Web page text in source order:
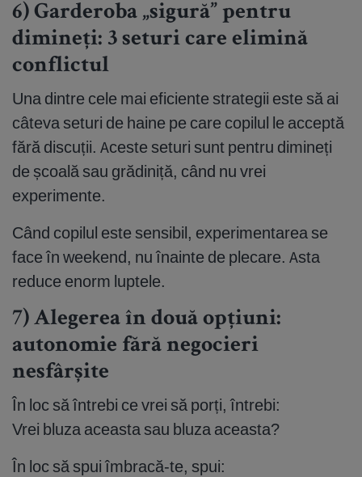
6) Garderoba „sigură” pentru
dimineți: 3 seturi care elimină
conflictul
Una dintre cele mai eficiente strategii este să ai
câteva seturi de haine pe care copilul le acceptă
fără discuții. Aceste seturi sunt pentru dimineți
de școală sau grădiniță, când nu vrei
experimente.
Când copilul este sensibil, experimentarea se
face în weekend, nu înainte de plecare. Asta
reduce enorm luptele.
7) Alegerea în două opțiuni:
autonomie fără negocieri
nesfârșite
În loc să întrebi ce vrei să porți, întrebi:
Vrei bluza aceasta sau bluza aceasta?
În loc să spui îmbracă-te, spui: